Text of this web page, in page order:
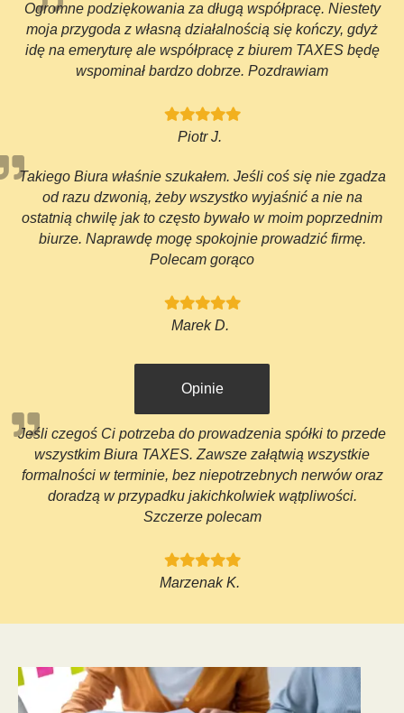
Ogromne podziękowania za długą współpracę. Niestety
moja przygoda z własną działalnością się kończy, gdyż
idę na emeryturę ale współpracę z biurem TAXES będę
wspominał bardzo dobrze. Pozdrawiam
Piotr J.
Takiego Biura właśnie szukałem. Jeśli coś się nie zgadza
od razu dzwonią, żeby wszystko wyjaśnić a nie na
ostatnią chwilę jak to często bywało w moim poprzednim
biurze. Naprawdę mogę spokojnie prowadzić firmę.
Polecam gorąco
Marek D.
Opinie
Jeśli czegoś Ci potrzeba do prowadzenia spółki to przede
wszystkim Biura TAXES. Zawsze załątwią wszystkie
formalności w terminie, bez niepotrzebnych nerwów oraz
doradzą w przypadku jakichkolwiek wątpliwości.
Szczerze polecam
Marzenak K.